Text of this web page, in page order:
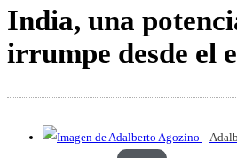
India, una
irrumpe desde el